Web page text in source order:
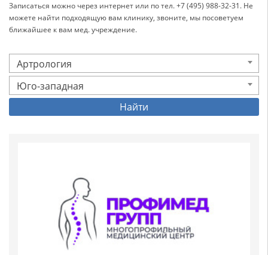
Записаться можно через интернет или по тел. +7 (495) 988-32-31. Не
можете найти подходящую вам клинику, звоните, мы посоветуем
ближайшее к вам мед. учреждение.
Артрология
Юго-западная
Найти